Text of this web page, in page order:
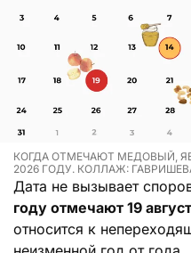
КОГДА ОТМЕЧАЮТ МЕДОВЫЙ,
2026 ГОДУ. КОЛЛАЖ:
Дата не вызывает
году отмечают 19
относится к